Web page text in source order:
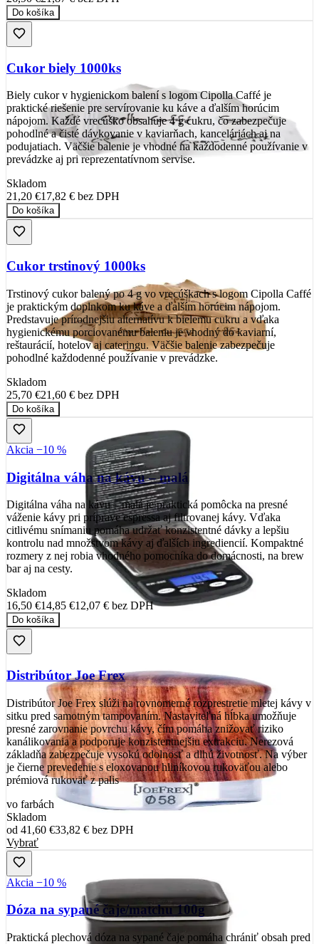
Do košíka
Cukor biely 1000ks
Biely cukor v hygienickom balení s logom Cipolla Caffé je
praktické riešenie pre servírovanie ku káve a ďalším horúcim
nápojom. Každé vrecúško obsahuje 4 g cukru, čo zabezpečuje
pohodlné a čisté dávkovanie v kaviarňach, kanceláriách aj na
podujatiach. Väčšie balenie je vhodné na každodenné používanie v
prevádzke aj pri reprezentatívnom servise.
Skladom
21,20 €17,82 € bez DPH
Do košíka
Cukor trstinový 1000ks
Trstinový cukor balený po 4 g vo vrecúškach s logom Cipolla Caffé
je praktickým doplnkom ku káve a ďalším horúcim nápojom.
Predstavuje prírodnejšiu alternatívu k bielemu cukru a vďaka
hygienickému porciovanému baleniu je vhodný do kaviarní,
reštaurácií, hotelov aj cateringu. Väčšie balenie zabezpečuje
pohodlné každodenné používanie v prevádzke.
Skladom
25,70 €21,60 € bez DPH
Do košíka
Akcia −10 %
Digitálna váha na kávu – malá
Digitálna váha na kávu – malá je praktická pomôcka na presné
váženie kávy pri príprave espressa aj filtrovanej kávy. Vďaka
citlivému snímaniu pomáha udržať konzistentné dávky a lepšiu
kontrolu nad množstvom kávy aj ďalších ingrediencií. Kompaktné
rozmery z nej robia vhodného pomocníka do domácnosti, na brew
bar aj na cesty.
Skladom
16,50 €14,85 €12,07 € bez DPH
Do košíka
Distribútor Joe Frex
Distribútor Joe Frex slúži na rovnomerné rozprestretie mletej kávy v
sitku pred samotným tampovaním. Nastaviteľná hĺbka umožňuje
presné zarovnanie povrchu kávy, čím pomáha znižovať riziko
kanálikovania a podporuje konzistentnejšiu extrakciu. Nerezová
základňa zabezpečuje vysokú odolnosť a dlhú životnosť. Na výber
je čierne prevedenie s eloxovanou hliníkovou rukoväťou alebo
prémiová rukoväť z palis
vo farbách
Skladom
od 41,60 €33,82 € bez DPH
Vybrať
Akcia −10 %
Dóza na sypané čaje/matchu 100g
Praktická plechová dóza na sypané čaje pomáha chrániť obsah pred